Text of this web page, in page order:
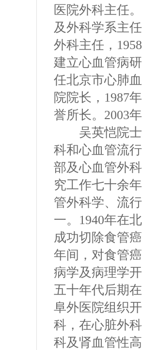
医院外科主任
及外科学系主
外科主任，
建立心血管病
任北京市心肺
院院长，1987
誉所长。2003
吴英恺院士
科和心血管流
部及心血管外
究工作七十余
管外科学、流
一。1940年在
成功切除食管
年间，对食管
病学及病理学
五十年代后期
阜外医院组织
科，在心脏外
科及肾血管性